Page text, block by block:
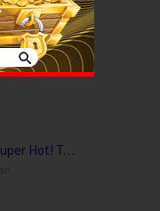
Hot! T…